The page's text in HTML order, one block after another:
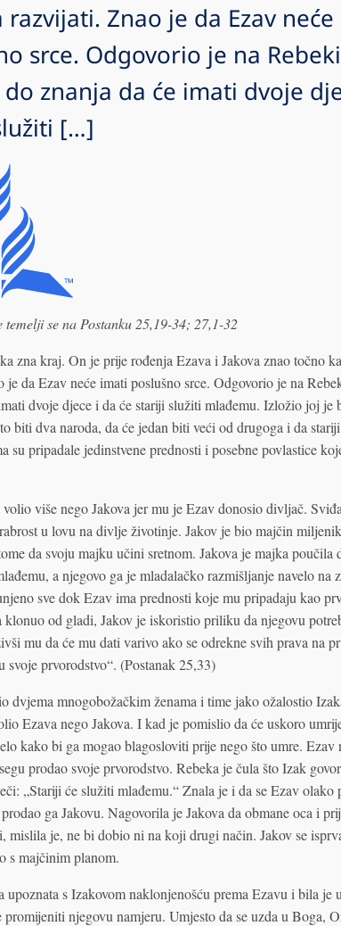
razvijati. Znao je da Ezav
srce. Odgovorio je na
znanja da će imati dvoje
[…]
temelji se na Postanku 25,19-34; 27,1-32
zna kraj. On je prije rođenja Ezava i Jakova znao točno
je da Ezav neće imati poslušno srce. Odgovorio je na
dvoje djece i da će stariji služiti mlađemu. Izložio joj je
biti dva naroda, da će jedan biti veći od drugoga i da
su pripadale jedinstvene prednosti i posebne povlastice
više nego Jakova jer mu je Ezav donosio divljač.
u lovu na divlje životinje. Jakov je bio majčin
da svoju majku učini sretnom. Jakova je majka
a njegovo ga je mladalačko razmišljanje navelo na
sve dok Ezav ima prednosti koje mu pripadaju kao
klonuo od gladi, Jakov je iskoristio priliku da njegovu
mu da će mu dati varivo ako se odrekne svih prava na
svoje prvorodstvo“. (Postanak 25,33)
dvjema mnogobožačkim ženama i time jako ožalostio
Ezava nego Jakova. I kad je pomislio da će uskoro
kako bi ga mogao blagosloviti prije nego što umre. Ezav
prodao svoje prvorodstvo. Rebeka je čula što Izak
„Stariji će služiti mlađemu.“ Znala je i da se Ezav olako
ga Jakovu. Nagovorila je Jakova da obmane oca i
mislila je, ne bi dobio ni na koji drugi način. Jakov se
s majčinim planom.
upoznata s Izakovom naklonjenošću prema Ezavu i bila je
promijeniti njegovu namjeru. Umjesto da se uzda u Boga,